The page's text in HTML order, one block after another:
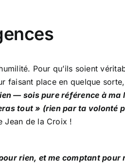
Pour qu’ils soient
faisant place en quelque
— sois pure référence à
tout » (rien par ta volonté
Jean de la Croix !
rien, et me comptant